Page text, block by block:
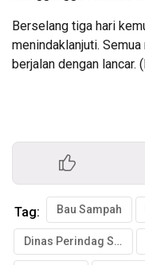
Berselang tiga hari
menindaklanjuti.
berjalan dengan lancar.
Tag: Bau Sampah
Dinas Perindag Sinjai